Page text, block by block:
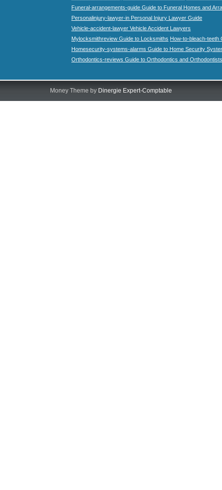
Funeral-arrangements-guide Guide to Funeral Homes and
Personalinjury-lawyer-in Personal Injury Lawyer Guide
Vehicle-accident-lawyer Vehicle Accident Lawyers
Mylocksmithreview Guide to Locksmiths How-to-bleach-teeth
Homesecurity-systems-alarms Guide to Home Security
Orthodontics-reviews Guide to Orthodontics and Orthodontists
Money Theme by Dinergie Expert-Comptable